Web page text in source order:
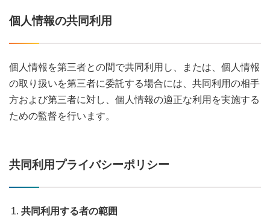
個人情報の共同利用
個人情報を第三者との間で共同利用し、または、個人情報
の取り扱いを第三者に委託する場合には、共同利用の相手
方および第三者に対し、個人情報の適正な利用を実施する
ための監督を行います。
共同利用プライバシーポリシー
共同利用する者の範囲